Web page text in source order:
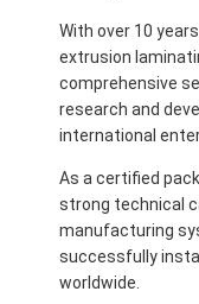
With over 10
extrusion
comprehensive
research and
international
As a certified
strong technical
manufacturing
successfully
worldwide.